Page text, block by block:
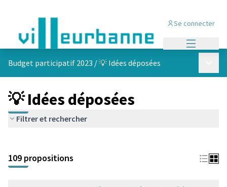
Se connecter
Budget participatif 2023 /💡 Idées déposées
💡 Idées déposées
Filtrer et rechercher
+
−
109 propositions